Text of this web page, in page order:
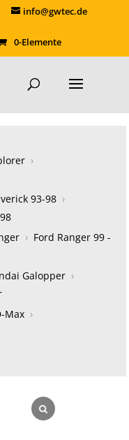
info@gwtec.de
0-Elemente
›
93-98 ›
› Ford Ranger 99 -
Galopper ›
Max ›